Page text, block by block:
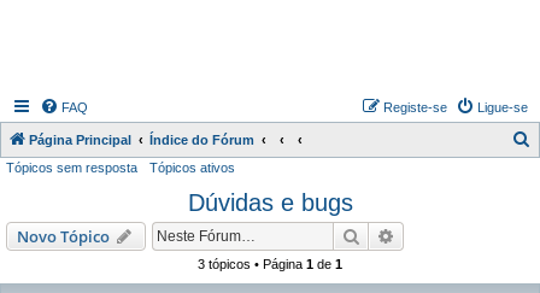
FAQ Ligue-se
Registe-se
Página Principal Índice do Fórum
i
Tópicos sem resposta Tópicos ativos
Dúvidas e bugs
Novo Tópico Pesquisar
3 tópicos • Página 1 de 1